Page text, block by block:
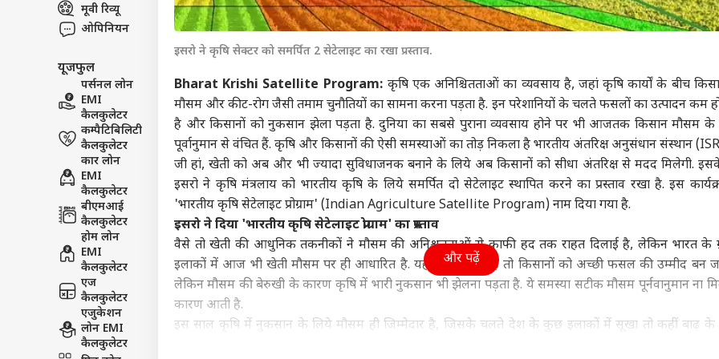
मूवी रिव्यू
ओपिनियन
यूजफुल
पर्सनल लोन
EMI
कैलकुलेटर
कम्पैटिबिलिटी
कैलकुलेटर
कार लोन
EMI
कैलकुलेटर
बीएमआई
कैलकुलेटर
होम लोन
EMI
कैलकुलेटर
एज
कैलकुलेटर
एजुकेशन
लोन EMI
कैलकुलेटर
इसरो ने कृषि सेक्टर को समर्पित 2 सेटेलाइट का रखा प्रस्ताव.
Bharat Krishi Satellite Program: कृषि एक अनिश्चितताओं का व्यवसाय है, जहां कृषि कार्यों के बीच
मौसम और कीट-रोग जैसी तमाम चुनौतियों का सामना करना पड़ता है. इन परेशानियों के चलते फसलों का उत्पादन कम
है और किसानों को नुकसान झेला पड़ता है. दुनिया का सबसे पुराना व्यवसाय होने पर भी आजतक किसान मौसम
पूर्वानुमान से वंचित हैं. कृषि और किसानों की ऐसी समस्याओं का तोड़ निकला है भारतीय अंतरिक्ष अनुसंधान संस्थान
जी हां, खेती को अब और भी ज्यादा सुविधाजनक बनाने के लिये अब किसानों को सीधा अंतरिक्ष से मदद मिलेगी.
इसरो ने कृषि मंत्रलाय को भारतीय कृषि के लिये समर्पित दो सेटेलाइट स्थापित करने का प्रस्ताव रखा है. इस
'भारतीय कृषि सेटेलाइट प्रोग्राम' (Indian Agriculture Satellite Program) नाम दिया गया है.
इसरो ने दिया 'भारतीय कृषि सेटेलाइट प्रोग्राम' का प्रस्ताव
वैसे तो खेती की आधुनिक तकनीकों ने मौसम की अनिश्चतताओं से काफी हद तक राहत दिलाई है, लेकिन भारत के
इलाकों में आज भी खेती मौसम पर ही आधारित है. यहां मौसम सही है तो किसानों को अच्छी फसल की उम्मीद बन
लेकिन मौसम की बेरुखी के कारण कृषि में भारी नुकसान भी झेलना पड़ता है. ये समस्या सटीक मौसम पूर्नवानुमान ना
कारण आती है.
इस साल कृषि में नुकसान के लिये मौसम ही जिम्मेदार है, जिसके चलते देश के कुछ इलाकों में सूखा तो कहीं बाढ़ के
और पढ़ें
एडवर्टाइज विथ अस
प्राइवेसी पॉलिसी
कॉन्टैक्ट अस
सेंड फीडबैक
अबाउट अस
करियर्स
LOGIN
इंडिया
लखीमपुर खीरी हिंसा:
आशीष मिश्रा की जमानत
शर्तों में ढील से SC का
इनकार, क्या बोले प्रशांत
भूषण
दिल्ली NCR
अरविंद केजरीवाल का
इंस्टाग्राम भी ब्लॉक! AAP
चीफ बोले- 'मोदी सरकार के
सामने घुटने न टेके META'
इंडिया
राज्यसभा में किस बात पर
किरेन रिजिजू से भिड़ गए
खरगे, बोले- 'ये मेरा
अधिकार...'
बॉलीवुड
'गोलमाल' एक्ट्रेस के ऊपर
था 1 करोड़ का लोन, चुकाने
के लिए करनी पड़ी सी ग्रेड
फिल्में
इंडिया
Gen Z पर प्रशांत किशोर
की भविष्यवाणी, 'सरकार
को पता है कि...'
बिहार
अनुष्का यादव की बेटी
उज्जैनी का अन्नप्राशन,
यूजर्स बोले- 'तेजू भइया पर
गई है...'